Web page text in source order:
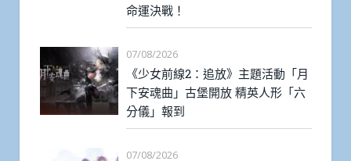
命運決戰！
07/08/2026
《少女前線2：追放》主題活動「月
下安魂曲」古堡開放 精英人形「六
分儀」報到
07/08/2026